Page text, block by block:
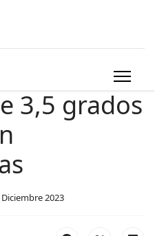
3,5 grados
Diciembre 2023